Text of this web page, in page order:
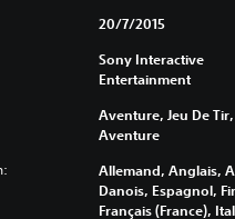
20/7/2015
Sony Interactive
Entertainment
Aventure, Jeu De Tir,
Aventure
Allemand, Anglais,
Danois, Espagnol,
Français (France),